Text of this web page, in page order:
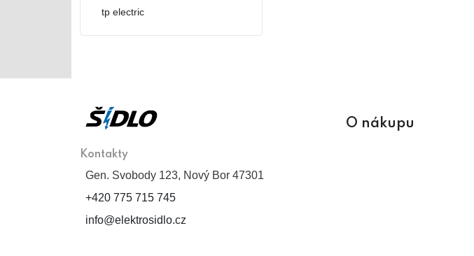
tp electric
Kontakty
Gen. Svobody 123, Nový Bor 47301
+420 775 715 745
info@elektrosidlo.cz
O nákupu